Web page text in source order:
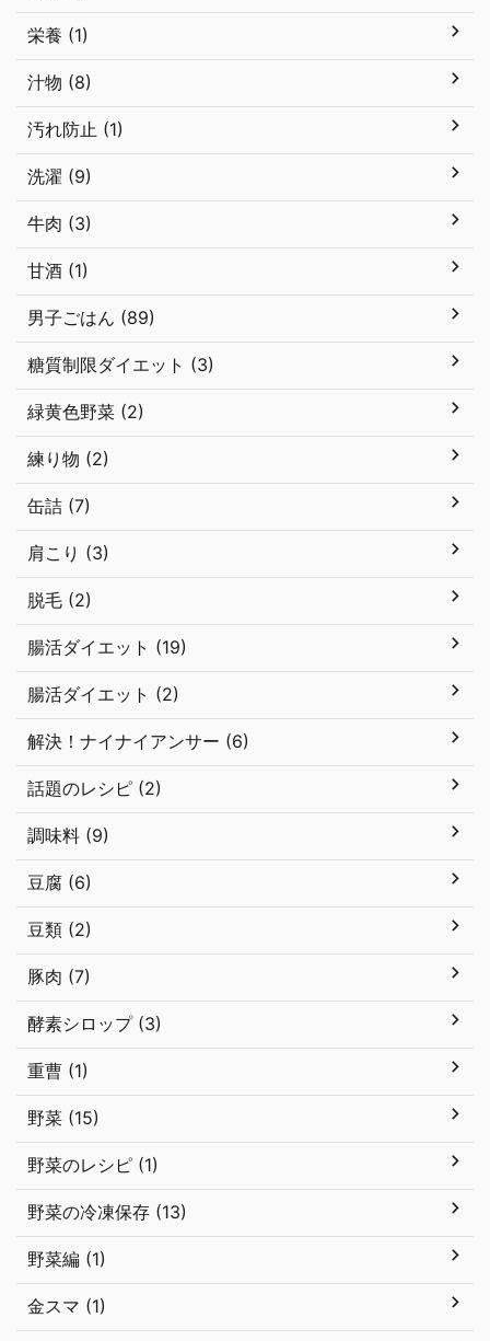
栄養 (1)
汁物 (8)
汚れ防止 (1)
洗濯 (9)
牛肉 (3)
甘酒 (1)
男子ごはん (89)
糖質制限ダイエット (3)
緑黄色野菜 (2)
練り物 (2)
缶詰 (7)
肩こり (3)
脱毛 (2)
腸活ダイエット (19)
腸活ダイエット (2)
解決！ナイナイアンサー (6)
話題のレシピ (2)
調味料 (9)
豆腐 (6)
豆類 (2)
豚肉 (7)
酵素シロップ (3)
重曹 (1)
野菜 (15)
野菜のレシピ (1)
野菜の冷凍保存 (13)
野菜編 (1)
金スマ (1)